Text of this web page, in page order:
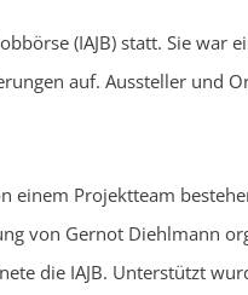
(IAJB) statt. Sie war
auf. Aussteller und
einem Projektteam
von Gernot Diehlmann
die IAJB. Unterstützt